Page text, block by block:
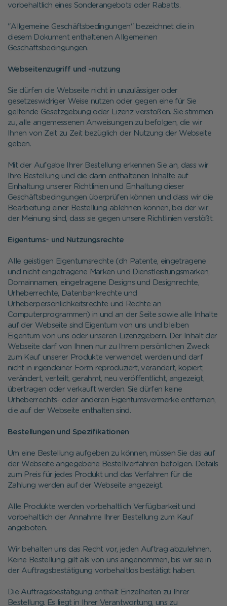
vorbehaltlich eines Sonderangebots oder Rabatts.
"Allgemeine Geschäftsbedingungen" bezeichnet die in
diesem Dokument enthaltenen Allgemeinen
Geschäftsbedingungen.
Webseitenzugriff und -nutzung
Sie dürfen die Webseite nicht in unzulässiger oder
gesetzeswidriger Weise nutzen oder gegen eine für Sie
geltende Gesetzgebung oder Lizenz verstoßen. Sie stimmen
zu, alle angemessenen Anweisungen zu befolgen, die wir
Ihnen von Zeit zu Zeit bezüglich der Nutzung der Webseite
geben.
Mit der Aufgabe Ihrer Bestellung erkennen Sie an, dass wir
Ihre Bestellung und die darin enthaltenen Inhalte auf
Einhaltung unserer Richtlinien und Einhaltung dieser
Geschäftsbedingungen überprüfen können und dass wir die
Bearbeitung einer Bestellung ablehnen können, bei der wir
der Meinung sind, dass sie gegen unsere Richtlinien verstößt.
Eigentums- und Nutzungsrechte
Alle geistigen Eigentumsrechte (dh Patente, eingetragene
und nicht eingetragene Marken und Dienstleistungsmarken,
Domainnamen, eingetragene Designs und Designrechte,
Urheberrechte, Datenbankrechte und
Urheberpersönlichkeitsrechte und Rechte an
Computerprogrammen) in und an der Seite sowie alle Inhalte
auf der Webseite sind Eigentum von uns und bleiben
Eigentum von uns oder unseren Lizenzgebern. Der Inhalt der
Webseite darf von Ihnen nur zu Ihrem persönlichen Zweck
zum Kauf unserer Produkte verwendet werden und darf
nicht in irgendeiner Form reproduziert, verändert, kopiert,
verändert, verteilt, gerahmt, neu veröffentlicht, angezeigt,
übertragen oder verkauft werden. Sie dürfen keine
Urheberrechts- oder anderen Eigentumsvermerke entfernen,
die auf der Webseite enthalten sind.
Bestellungen und Spezifikationen
Um eine Bestellung aufgeben zu können, müssen Sie das auf
der Webseite angegebene Bestellverfahren befolgen. Details
zum Preis für jedes Produkt und das Verfahren für die
Zahlung werden auf der Webseite angezeigt.
Alle Produkte werden vorbehaltlich Verfügbarkeit und
vorbehaltlich der Annahme Ihrer Bestellung zum Kauf
angeboten.
Wir behalten uns das Recht vor, jeden Auftrag abzulehnen.
Keine Bestellung gilt als von uns angenommen, bis wir sie in
der Auftragsbestätigung vorbehaltlos bestätigt haben.
Die Auftragsbestätigung enthält Einzelheiten zu Ihrer
Bestellung. Es liegt in Ihrer Verantwortung, uns zu